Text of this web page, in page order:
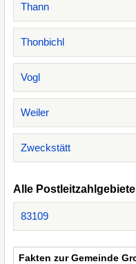
Thann
Thonbichl
Vogl
Weiler
Zweckstätt
Alle
83109
Fakten zur Gemeinde